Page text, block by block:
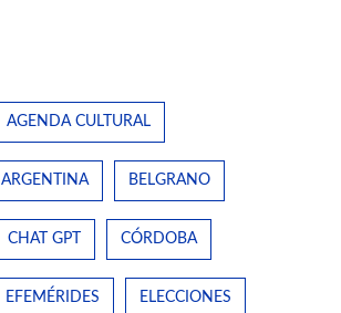
AGENDA CULTURAL
ARGENTINA BELGRANO
CHAT GPT CÓRDOBA
EFEMÉRIDES ELECCIONES